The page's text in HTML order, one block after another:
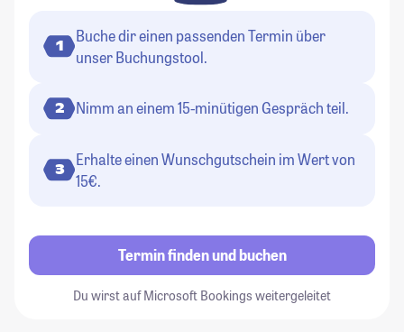
1
Buche dir einen passenden Termin über
unser Buchungstool.
2 Nimm an einem 15-minütigen Gespräch teil.
3
Erhalte einen Wunschgutschein im Wert von
15€.
Termin finden und buchen
Du wirst auf Microsoft Bookings weitergeleitet